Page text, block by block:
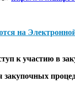
на
к участию в
закупочных